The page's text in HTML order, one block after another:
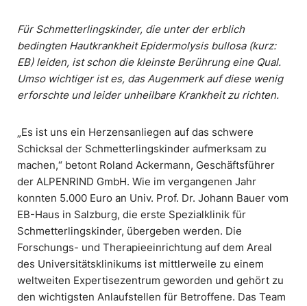
Für Schmetterlingskinder, die unter der erblich
bedingten Hautkrankheit Epidermolysis bullosa (kurz:
EB) leiden, ist schon die kleinste Berührung eine Qual.
Umso wichtiger ist es, das Augenmerk auf diese wenig
erforschte und leider unheilbare Krankheit zu richten.
„Es ist uns ein Herzensanliegen auf das schwere
Schicksal der Schmetterlingskinder aufmerksam zu
machen,“ betont Roland Ackermann, Geschäftsführer
der ALPENRIND GmbH. Wie im vergangenen Jahr
konnten 5.000 Euro an Univ. Prof. Dr. Johann Bauer vom
EB-Haus in Salzburg, die erste Spezialklinik für
Schmetterlingskinder, übergeben werden. Die
Forschungs- und Therapieeinrichtung auf dem Areal
des Universitätsklinikums ist mittlerweile zu einem
weltweiten Expertisezentrum geworden und gehört zu
den wichtigsten Anlaufstellen für Betroffene. Das Team